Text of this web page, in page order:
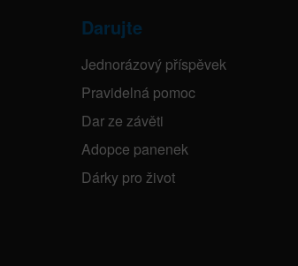
Darujte
Jednorázový příspěvek
Pravidelná pomoc
Dar ze závěti
Adopce panenek
Dárky pro život